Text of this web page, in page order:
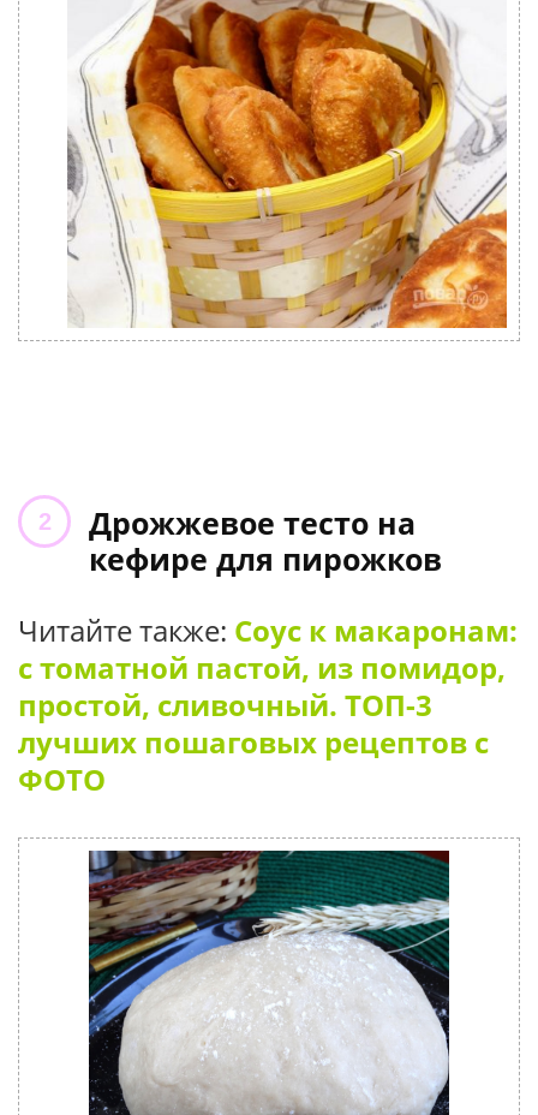
Дрожжевое тесто на
кефире для пирожков
Читайте также: Соус к макаронам:
с томатной пастой, из помидор,
простой, сливочный. ТОП-3
лучших пошаговых рецептов с
ФОТО